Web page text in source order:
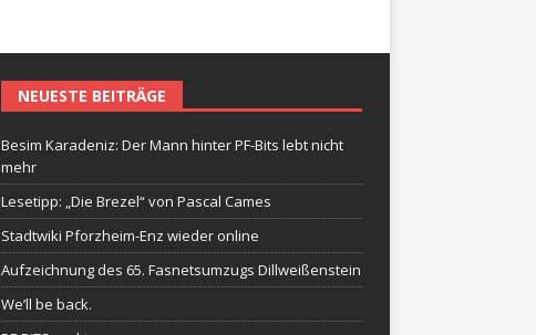
NEUESTE BEITRÄGE
Besim Karadeniz: Der Mann hinter PF-Bits lebt nicht
mehr
Lesetipp: „Die Brezel“ von Pascal Cames
Stadtwiki Pforzheim-Enz wieder online
Aufzeichnung des 65. Fasnetsumzugs Dillweißenstein
We’ll be back.